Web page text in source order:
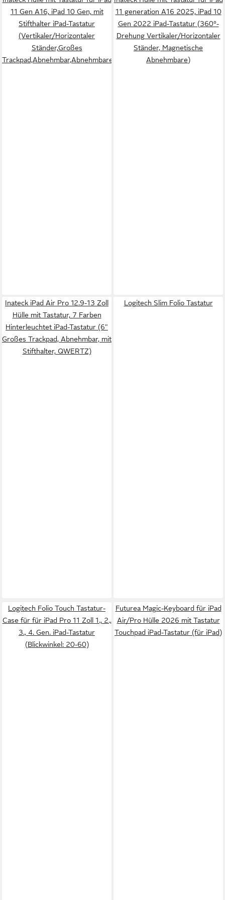
11 Gen A16, iPad 10 Gen, mit
Stifthalter iPad-Tastatur
(Vertikaler/Horizontaler
Ständer,Großes
Trackpad,Abnehmbar,Abnehmbare)
11 generation A16 2025, iPad 10
Gen 2022 iPad-Tastatur (360°-
Drehung Vertikaler/Horizontaler
Ständer, Magnetische
Abnehmbare)
Inateck iPad Air Pro 12.9-13 Zoll
Hülle mit Tastatur, 7 Farben
Hinterleuchtet iPad-Tastatur (6"
Großes Trackpad, Abnehmbar, mit
Stifthalter, QWERTZ)
Logitech Slim Folio Tastatur
Logitech Folio Touch Tastatur-
Case für für iPad Pro 11 Zoll 1., 2.,
3., 4. Gen. iPad-Tastatur
(Blickwinkel: 20-60)
Futurea Magic-Keyboard für iPad
Air/Pro Hülle 2026 mit Tastatur
Touchpad iPad-Tastatur (für iPad)